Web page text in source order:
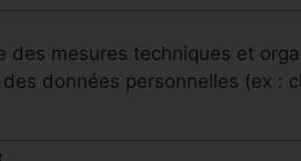
mesures techniques et
données personnelles (ex